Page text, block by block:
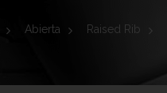
> Abierta >
Raised Rib